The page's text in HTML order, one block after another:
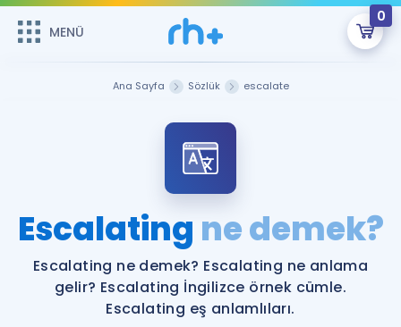
MENÜ
0
Şifremi Hatırlamıyorum
ÜYE DEĞİLİM
Sepetin Şu An Boş.
Remzi Hoca ile seni sınava hazırlayacak onlarca eğitim seni
bekliyor!
MENÜ
Faydalı Araçlar
Ana Sayfa Sözlük escalate
Escalating ne demek?
Escalating ne demek? Escalating ne anlama
gelir? Escalating İngilizce örnek cümle.
Escalating eş anlamlıları.